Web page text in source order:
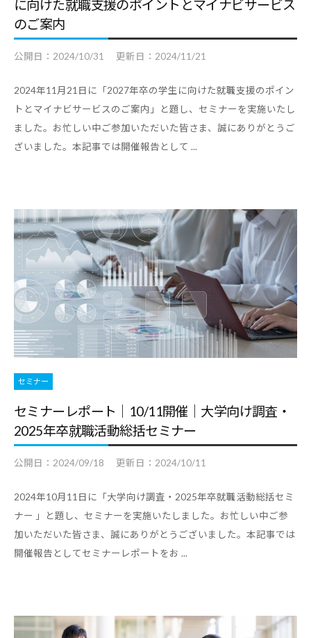
に向けた就職支援のポイントとマイナビサービス
のご案内
公開日： 2024/10/31 更新日： 2024/11/21
2024年11月21日に「2027年卒の学生に向けた就職支援のポイン
トとマイナビサービスのご案内」と題し、セミナーを実施いたし
ました。お忙しい中ご参加いただいた皆さま、誠にありがとうご
ざいました。本記事では開催報告として ...
セミナー
セミナーレポート｜10/11開催｜大学向け調査・
2025年卒就職活動総括セミナー
公開日： 2024/09/18 更新日： 2024/10/11
2024年10月11日に「大学向け調査・2025年卒就職活動総括セミ
ナー 」と題し、セミナーを実施いたしました。お忙しい中ご参
加いただいた皆さま、誠にありがとうございました。本記事では
開催報告としてセミナーレポートをお ...